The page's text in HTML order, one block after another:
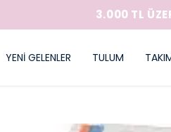
3.000 TL
YENİ GELENLER TULUM